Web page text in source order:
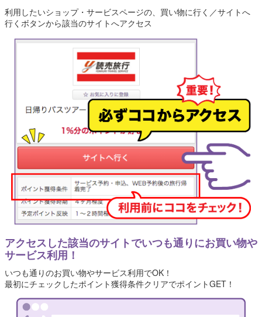
利用したいショップ・サービスページの、買い物に行く／サイトへ
行くボタンから該当のサイトへアクセス
アクセスした該当のサイトでいつも通りにお買い物や
サービス利用！
いつも通りのお買い物やサービス利用でOK！
最初にチェックしたポイント獲得条件クリアでポイントGET！